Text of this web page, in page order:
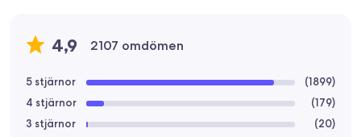
4,9 2107 omdömen
5 stjärnor (1899)
4 stjärnor
(179)
3 stjärnor
(20)